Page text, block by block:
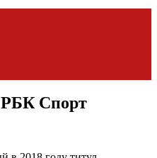
РБК Спорт